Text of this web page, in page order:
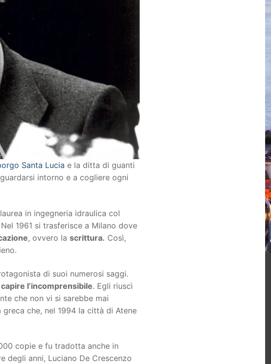
Santa Lucia e la ditta di guanti
intorno e a cogliere ogni
in ingegneria idraulica col
Nel 1961 si trasferisce a Milano dove
, ovvero la scrittura. Così,
di suoi numerosi saggi.
capire l’incomprensibile. Egli riuscì
che non vi si sarebbe mai
che, nel 1994 la città di Atene
copie e fu tradotta anche in
degli anni, Luciano De Crescenzo